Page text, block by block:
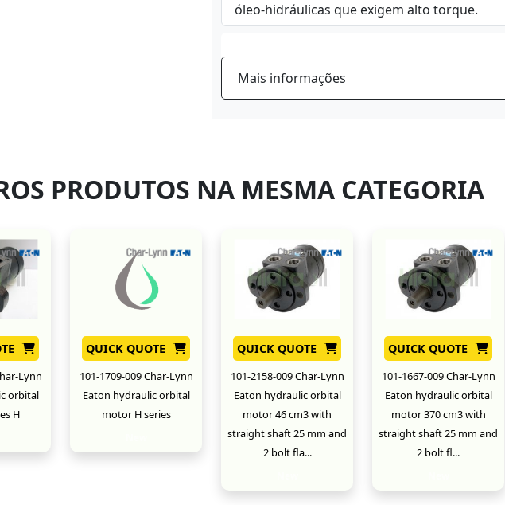
óleo-hidráulicas que exigem alto torque.
Mais informações
PRODUTOS NA MESMA CATEGORIA
Lynn
orbital
H
QUICK QUOTE
101-1709-009 Char-Lynn
Eaton hydraulic orbital
motor H series
QUICK QUOTE
101-2158-009 Char-Lynn
Eaton hydraulic orbital
motor 46 cm3 with
straight shaft 25 mm and
2 bolt fla...
QUICK QUOTE
101-1667-009 Char-Lynn
Eaton hydraulic orbital
motor 370 cm3 with
straight shaft 25 mm and
2 bolt fl...